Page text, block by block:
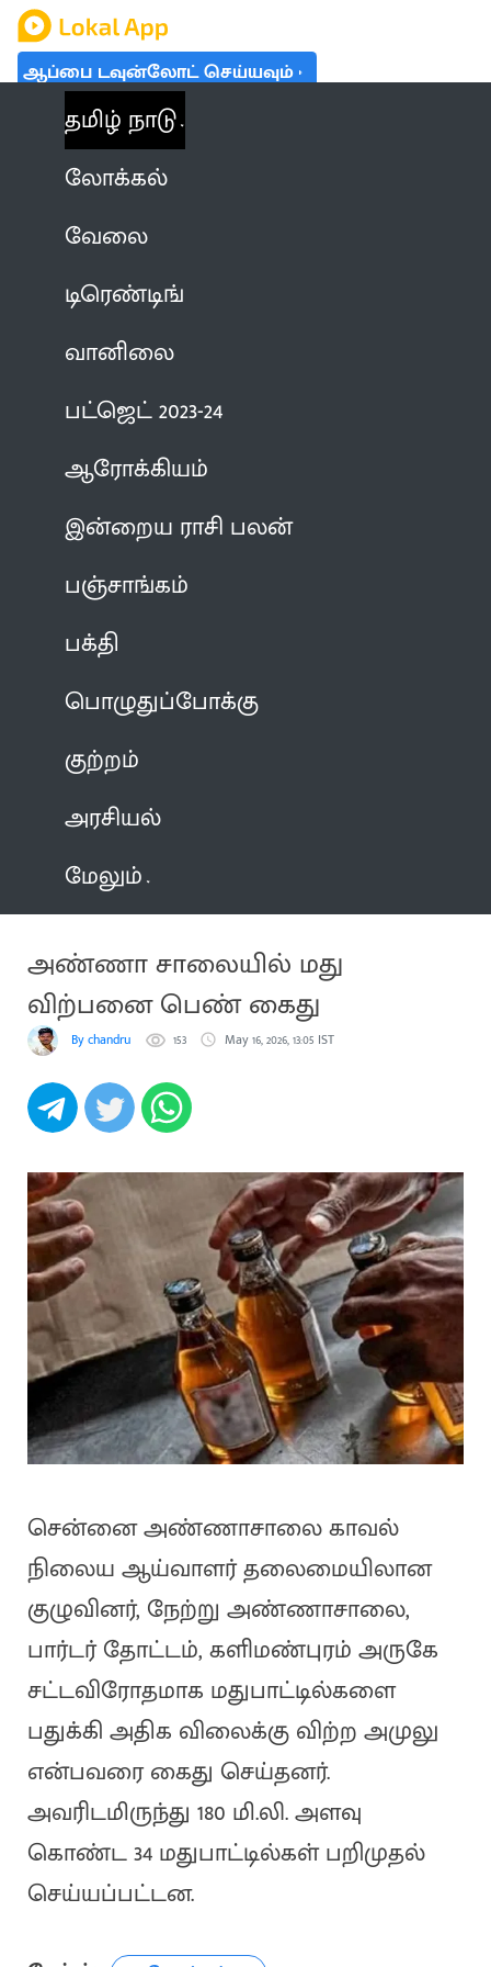
ஆப்பை டவுன்லோட் செய்யவும்
தமிழ் நாடு
லோக்கல்
வேலை
டிரெண்டிங்
வானிலை
பட்ஜெட் 2023-24
ஆரோக்கியம்
இன்றைய ராசி பலன்
பஞ்சாங்கம்
பக்தி
பொழுதுப்போக்கு
குற்றம்
அரசியல்
மேலும்
அண்ணா சாலையில் மது
விற்பனை பெண் கைது
By chandru 153 May 16, 2026, 13:05 IST
சென்னை அண்ணாசாலை காவல்
நிலைய ஆய்வாளர் தலைமையிலான
குழுவினர், நேற்று அண்ணாசாலை,
பார்டர் தோட்டம், களிமண்புரம் அருகே
சட்டவிரோதமாக மதுபாட்டில்களை
பதுக்கி அதிக விலைக்கு விற்ற அமுலு
என்பவரை கைது செய்தனர்.
அவரிடமிருந்து 180 மி.லி. அளவு
கொண்ட 34 மதுபாட்டில்கள் பறிமுதல்
செய்யப்பட்டன.